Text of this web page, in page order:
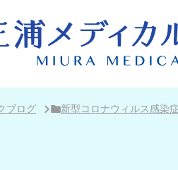
ブログ 新型コロナウィルス感染症